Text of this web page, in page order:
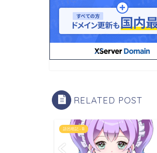
RELATED POST
語呂暗記 - B